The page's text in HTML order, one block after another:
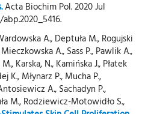
Acta Biochim Pol. 2020 Jul
A., Deptuła M., Rogujski
A., Sass P., Pawlik A.,
Karska, N., Kamińska J., Płatek
K., Młynarz P., Mucha P.,
A., Sachadyn P.,
M., Rodziewicz-Motowidło S.,